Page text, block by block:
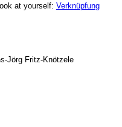
at yourself: Verknüpfung
Jörg Fritz-Knötzele